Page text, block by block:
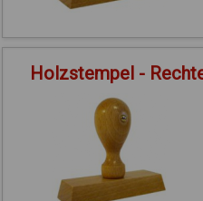
Holzstempel -